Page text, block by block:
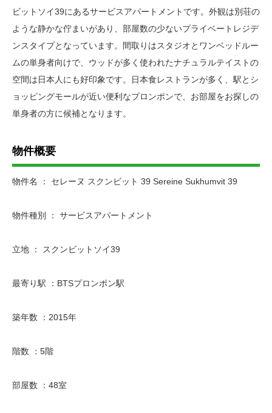
ビットソイ39にあるサービスアパートメントです。外観は別荘の
ような静かな佇まいがあり、部屋数の少ないプライベートレジデ
ンスタイプとなっています。間取りはスタジオとワンベッドルー
ムの単身者向けで、ウッドが多く使われたナチュラルテイストの
空間は日本人にも好印象です。日本食レストランが多く、駅とシ
ョッピングモールが近い便利なプロンポンで、お部屋をお探しの
単身者の方に候補となります。
物件概要
物件名 ： セレーヌ スクンビット 39 Sereine Sukhumvit 39
物件種別 ： サービスアパートメント
立地 ： スクンビットソイ39
最寄り駅 ：BTSプロンポン駅
築年数 ：2015年
階数 ：5階
部屋数 ：48室